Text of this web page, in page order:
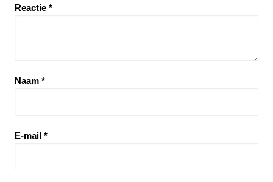
Reactie *
Naam *
E-mail *